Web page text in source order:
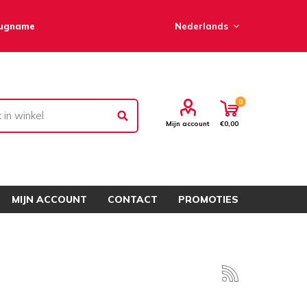
Mijn account
0
€0,00
MIJN ACCOUNT CONTACT PROMOTIES